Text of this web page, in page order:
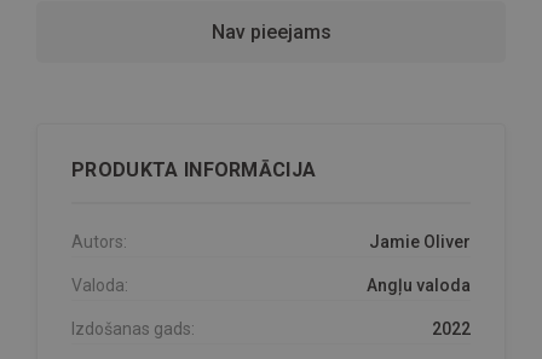
Nav pieejams
PRODUKTA INFORMĀCIJA
Autors: Jamie Oliver
Valoda: Angļu valoda
Izdošanas gads: 2022